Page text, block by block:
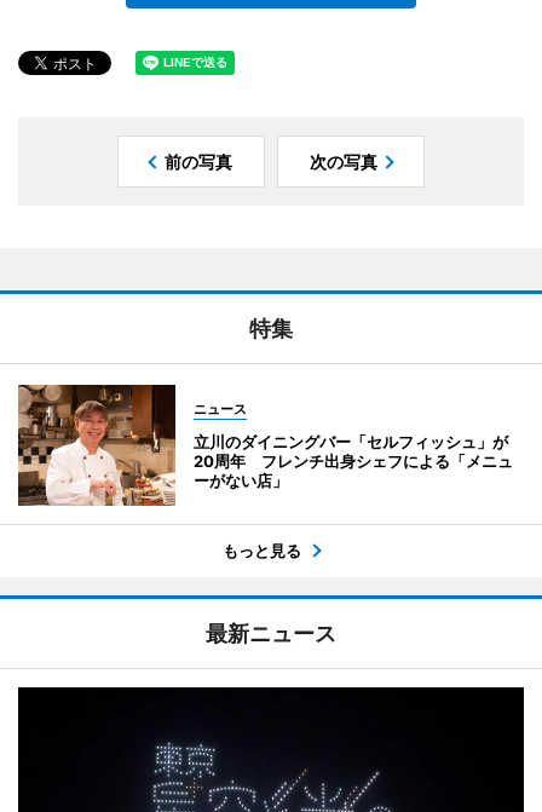
前の写真 次の写真
特集
ニュース
立川のダイニングバー「セルフィッシュ」が
20周年 フレンチ出身シェフによる「メニュ
ーがない店」
もっと見る
最新ニュース